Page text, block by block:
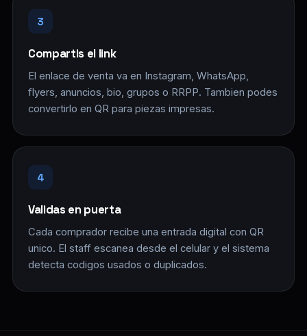
3
Compartis el link
El enlace de venta va en Instagram, WhatsApp,
flyers, anuncios, bio, grupos o RRPP. Tambien podes
convertirlo en QR para piezas impresas.
4
Validas en puerta
Cada comprador recibe una entrada digital con QR
unico. El staff escanea desde el celular y el sistema
detecta codigos usados o duplicados.